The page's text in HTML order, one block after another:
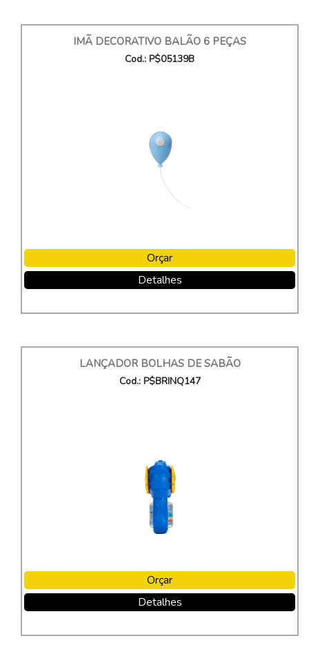
IMÃ DECORATIVO BALÃO 6 PEÇAS
Cod.: P$05139B
Orçar
Detalhes
LANÇADOR BOLHAS DE SABÃO
Cod.: P$BRINQ147
Orçar
Detalhes